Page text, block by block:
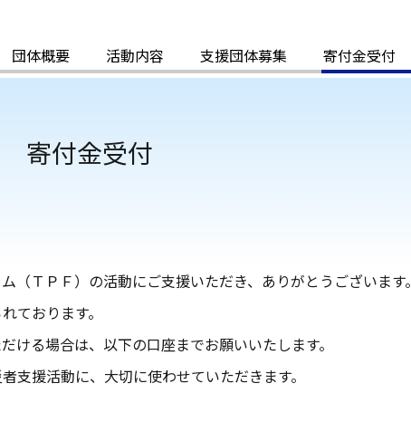
団体概要 活動内容 支援団体募集 寄付金受付
寄付金受付
（ＴＰＦ）の活動にご支援いただき、ありがとうございます。
ております。
ける場合は、以下の口座までお願いいたします。
支援活動に、大切に使わせていただきます。